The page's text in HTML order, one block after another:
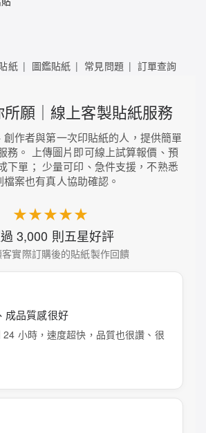
紙 圖鑑貼紙 常見問題 訂單查詢
願｜線上客製貼紙服務
作者與第一次印貼紙的人，提供簡單
務。 上傳圖片即可線上試算報價、預
下單； 少量可印、急件支援，不熟悉
檔案也有真人協助確認。
★★★★★
3,000 則五星好評
客實際訂購後的貼紙製作回饋
成品質感很好
小時，速度超快，品質也很讚、很